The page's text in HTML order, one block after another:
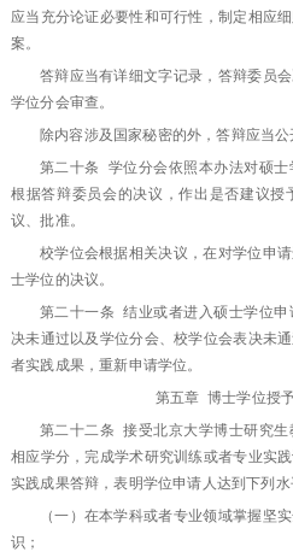
应当充分论证必要性和可行性，制定相应
案。
答辩应当有详细文字记录，答辩委员
学位分会审查。
除内容涉及国家秘密的外，答辩应当公
第二十条 学位分会依照本办法对硕士
根据答辩委员会的决议，作出是否建议
议、批准。
校学位会根据相关决议，在对学位申
士学位的决议。
第二十一条 结业或者进入硕士学位
决未通过以及学位分会、校学位会表决未
者实践成果，重新申请学位。
第五章 博士学位授
第二十二条 接受北京大学博士研究
相应学分，完成学术研究训练或者专业实
实践成果答辩，表明学位申请人达到下列水
（一）在本学科或者专业领域掌握坚
识；